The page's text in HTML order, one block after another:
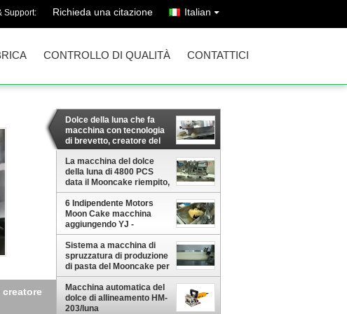
Support: Richieda una citazione Italian
CONTROLLO DI QUALITÀ CONTATTICI
riempito,
Dolce della luna che fa
macchina con tecnologia
di brevetto, creatore del
dolce della luna
La macchina del dolce
della luna di 4800 PCS
data il Mooncake riempito,
Mooncake riempito matto
6 Indipendente Motors
Moon Cake macchina
aggiungendo YJ -
macchina di stampaggio
838
Sistema a macchina di
spruzzatura di produzione
di pasta del Mooncake per
pane tostato, macchina
automatica dell'alimento
Macchina automatica del
dolce di allineamento HM-
203/luna